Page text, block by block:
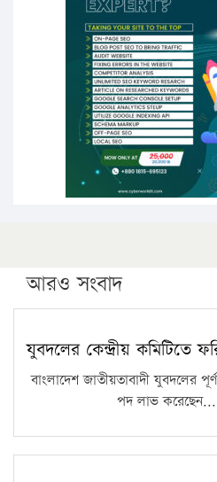
উচ্চশিক্ষায় গৌরবময় অর্জন: পূর্ণ
পিএইচডি করছেন কুয়েটের কৃতি…
সারা দেশে বজ্রাঘাতে ১৪ জনের
কঠোর হচ্ছে এসএসসি ও
ফরিদগঞ্জে আগুনে পুড়লো ৬
আরও সংবাদ
যুবদলের কেন্দ্রীয় কমিটিতে
বাংলাদেশ জাতীয়তাবাদী যুবদলের
পদ লাভ করেছেন...